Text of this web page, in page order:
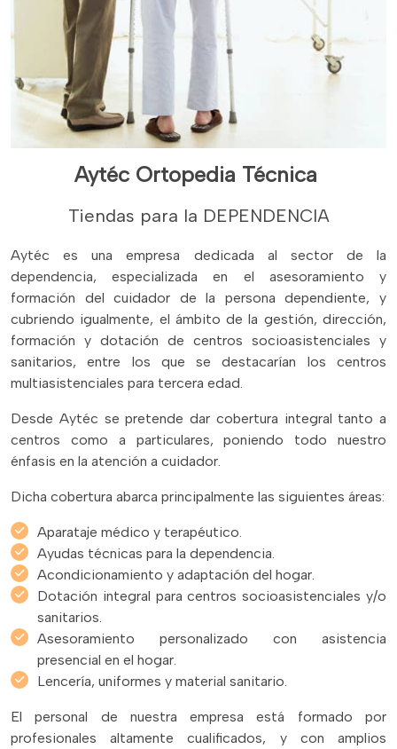
Aytéc Ortopedia Técnica
Tiendas para la DEPENDENCIA
Aytéc es una empresa dedicada al sector de la
dependencia, especializada en el asesoramiento y
formación del cuidador de la persona dependiente, y
cubriendo igualmente, el ámbito de la gestión, dirección,
formación y dotación de centros socioasistenciales y
sanitarios, entre los que se destacarían los centros
multiasistenciales para tercera edad.
Desde Aytéc se pretende dar cobertura integral tanto a
centros como a particulares, poniendo todo nuestro
énfasis en la atención a cuidador.
Dicha cobertura abarca principalmente las siguientes áreas:
Aparataje médico y terapéutico.
Ayudas técnicas para la dependencia.
Acondicionamiento y adaptación del hogar.
Dotación integral para centros socioasistenciales y/o
sanitarios.
Asesoramiento personalizado con asistencia
presencial en el hogar.
Lencería, uniformes y material sanitario.
El personal de nuestra empresa está formado por
profesionales altamente cualificados, y con amplios